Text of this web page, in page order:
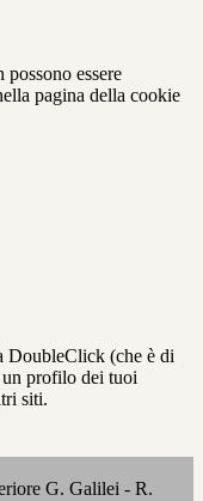
essere
pagina della cookie
DoubleClick (che è di
profilo dei tuoi
siti.
G. Galilei - R.